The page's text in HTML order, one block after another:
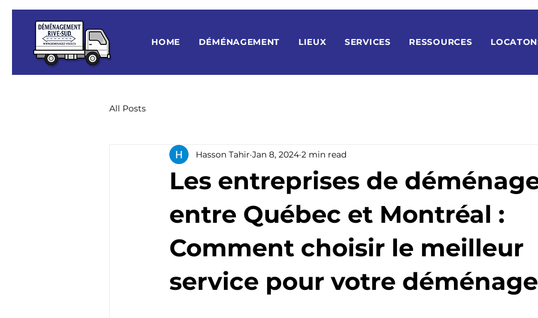
HOME DÉMÉNAGEMENT LIEUX SERVICES RESSOURCES
All Posts
Les entreprises de
entre Québec et Montréal :
Comment choisir le meilleur
service pour votre
Hasson Tahir Jan 8, 2024 2 min read